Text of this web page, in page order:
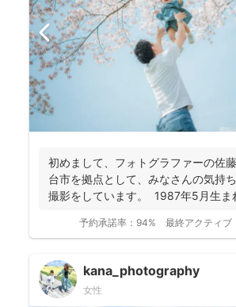
初めまして、フォトグラファーの佐
台市を拠点として、みなさんの気持
撮影をしています。 1987年5月生ま
予約承諾率： 94% 最終アクティブ
kana_photography
女性